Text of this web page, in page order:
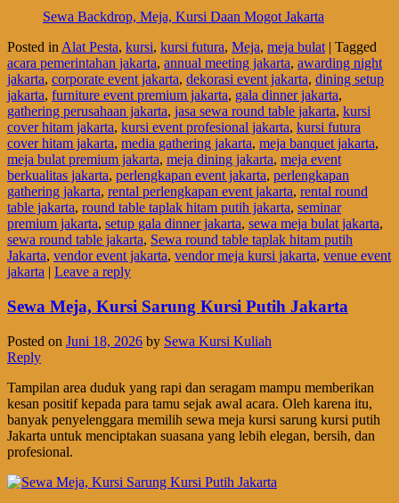
Sewa Backdrop, Meja, Kursi Daan Mogot Jakarta
Posted inAlat Pesta, kursi, kursi futura, Meja, meja bulat | Tagged
acara pemerintahan jakarta, annual meeting jakarta, awarding night
jakarta, corporate event jakarta, dekorasi event jakarta, dining setup
jakarta, furniture event premium jakarta, gala dinner jakarta,
gathering perusahaan jakarta, jasa sewa round table jakarta, kursi
cover hitam jakarta, kursi event profesional jakarta, kursi futura
cover hitam jakarta, media gathering jakarta, meja banquet jakarta,
meja bulat premium jakarta, meja dining jakarta, meja event
berkualitas jakarta, perlengkapan event jakarta, perlengkapan
gathering jakarta, rental perlengkapan event jakarta, rental round
table jakarta, round table taplak hitam putih jakarta, seminar
premium jakarta, setup gala dinner jakarta, sewa meja bulat jakarta,
sewa round table jakarta, Sewa round table taplak hitam putih
Jakarta, vendor event jakarta, vendor meja kursi jakarta, venue event
jakarta | Leave a reply
Sewa Meja, Kursi Sarung Kursi Putih Jakarta
Posted on Juni 18, 2026 by Sewa Kursi Kuliah
Reply
Tampilan area duduk yang rapi dan seragam mampu memberikan
kesan positif kepada para tamu sejak awal acara. Oleh karena itu,
banyak penyelenggara memilih sewa meja kursi sarung kursi putih
Jakarta untuk menciptakan suasana yang lebih elegan, bersih, dan
profesional.